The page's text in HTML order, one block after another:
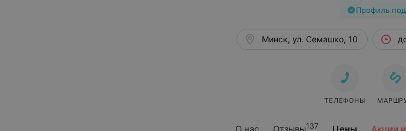
Профиль
137
Минск, ул. Семашко, 10
ТЕЛЕФОНЫ